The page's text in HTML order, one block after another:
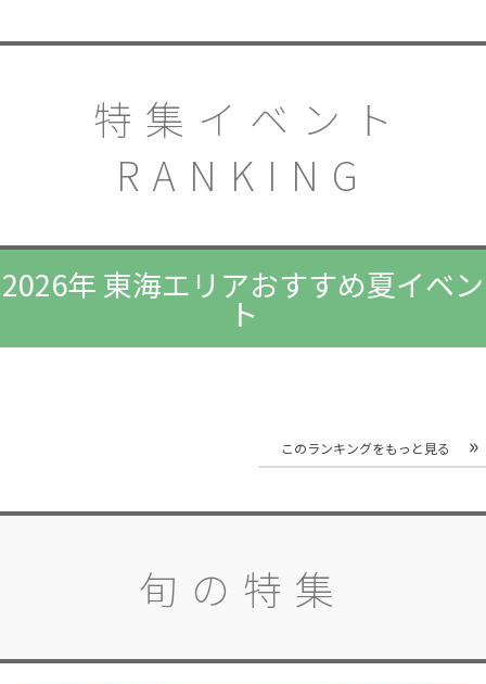
特集イベント
RANKING
2026年 東海エリアおすすめ夏イベン
ト
このランキングをもっと見る
旬の特集